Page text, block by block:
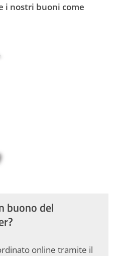
i nostri buoni come
buono del
online tramite il